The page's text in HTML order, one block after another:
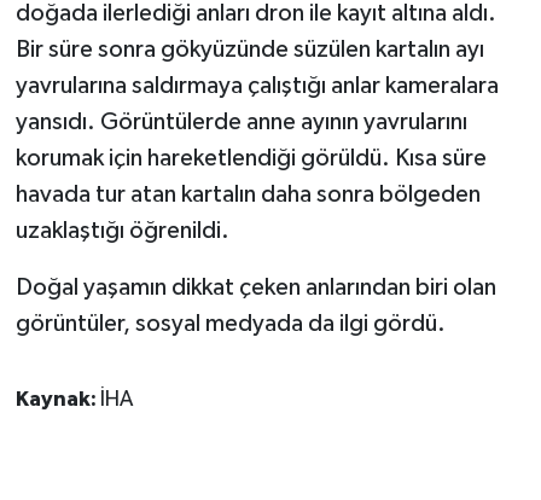
doğada ilerlediği anları dron ile kayıt altına aldı.
Bir süre sonra gökyüzünde süzülen kartalın ayı
yavrularına saldırmaya çalıştığı anlar kameralara
yansıdı. Görüntülerde anne ayının yavrularını
korumak için hareketlendiği görüldü. Kısa süre
havada tur atan kartalın daha sonra bölgeden
uzaklaştığı öğrenildi.
Doğal yaşamın dikkat çeken anlarından biri olan
görüntüler, sosyal medyada da ilgi gördü.
Kaynak: İHA